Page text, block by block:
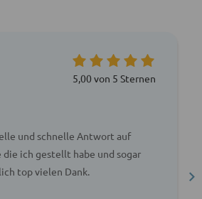
5,00 von 5 Sternen
und schnelle Antwort auf
die ich gestellt habe und sogar
top vielen Dank.